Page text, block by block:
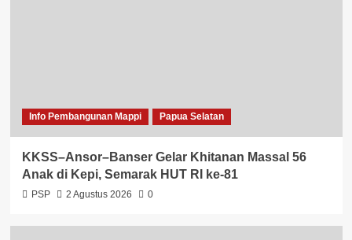
Info Pembangunan Mappi Papua Selatan
KKSS–Ansor–Banser Gelar Khitanan Massal 56
Anak di Kepi, Semarak HUT RI ke-81
PSP 2 Agustus 2026 0